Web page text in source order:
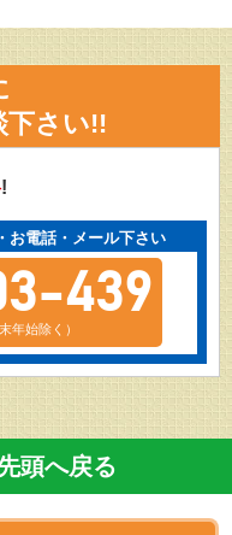
下さい!!
!
お電話・メール下さい
439
年始除く）
頭へ戻る